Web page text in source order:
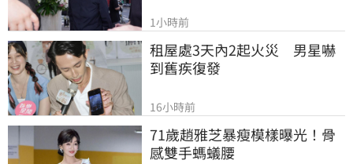
1小時前
租屋處3天內2起火災　男星嚇
到舊疾復發
16小時前
71歲趙雅芝暴瘦模樣曝光！骨
感雙手螞蟻腰